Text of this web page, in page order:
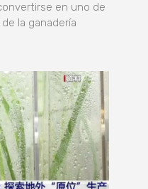
en uno de
la ganadería